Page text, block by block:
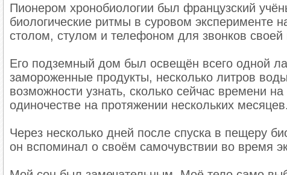
Пионером хронобиологии был французский
биологические ритмы в суровом
столом, стулом и телефоном для звонков своей
Его подземный дом был освещён всего одной
замороженные продукты, несколько литров
возможности узнать, сколько сейчас времени
одиночестве на протяжении нескольких месяцев.
Через несколько дней после спуска в пещеру
он вспоминал о своём самочувствии во время